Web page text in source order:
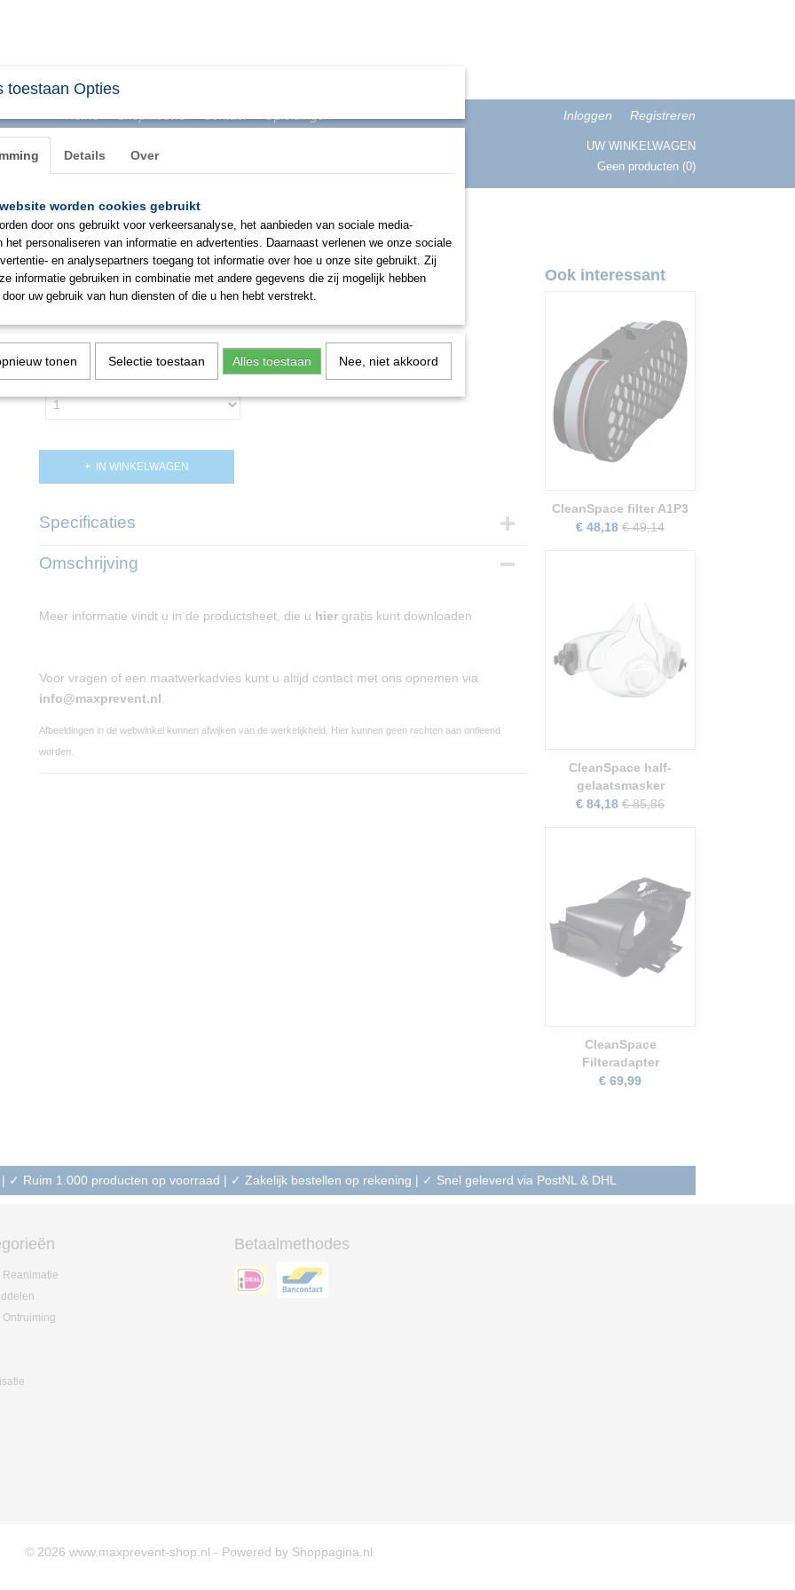
Inloggen Registreren
UW WINKELWAGEN
Geen producten (0)
BHV & ONTRUIMING EHBO PBM SIGNALISATIE
CleanSpace vol-gelaatsmasker
€ 251,43
✓Op voorraad
IN WINKELWAGEN
Specificaties
Productcode
Omschrijving
Meer informatie vindt u in de productsheet, die u hier gratis kunt downloaden
Voor vragen of een maatwerkadvies kunt u altijd contact met ons opnemen via
info@maxprevent.nl
Afbeeldingen in de webwinkel kunnen afwijken van de werkelijkheid. Hier kunnen geen rechten aan ontleend
worden.
Ook interessant
CleanSpace filter A1P3
€ 48,18 € 49,14
CleanSpace half-
gelaatsmasker
€ 84,18 € 85,86
CleanSpace
Filteradapter
€ 69,99
✓ Ruim 1.000 producten op voorraad | ✓ Zakelijk bestellen op rekening | ✓ Snel geleverd via PostNL & DHL
Reanimatie
Ontruiming
Betaalmethodes
© 2026 www.maxprevent-shop.nl - Powered by Shoppagina.nl
toestaan Opties
Details Over
worden cookies gebruikt
door ons gebruikt voor verkeersanalyse, het aanbieden van sociale media-
het personaliseren van informatie en advertenties. Daarnaast verlenen we onze sociale
en analysepartners toegang tot informatie over hoe u onze site gebruikt. Zij
informatie gebruiken in combinatie met andere gegevens die zij mogelijk hebben
uw gebruik van hun diensten of die u hen hebt verstrekt.
tonen Selectie toestaan Alles toestaan Nee, niet akkoord